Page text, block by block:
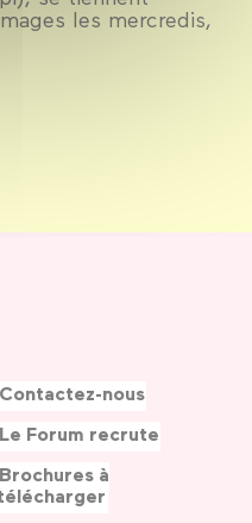
les mercredis,
Contactez-nous
Le Forum recrute
Brochures à